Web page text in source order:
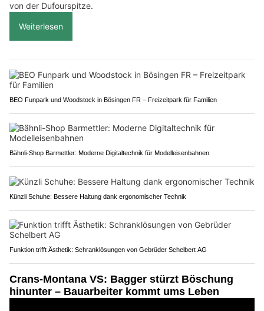
von der Dufourspitze.
Weiterlesen
BEO Funpark und Woodstock in Bösingen FR – Freizeitpark für Familien
Bähnli-Shop Barmettler: Moderne Digitaltechnik für Modelleisenbahnen
Künzli Schuhe: Bessere Haltung dank ergonomischer Technik
Funktion trifft Ästhetik: Schranklösungen von Gebrüder Schelbert AG
Crans-Montana VS: Bagger stürzt Böschung
hinunter – Bauarbeiter kommt ums Leben